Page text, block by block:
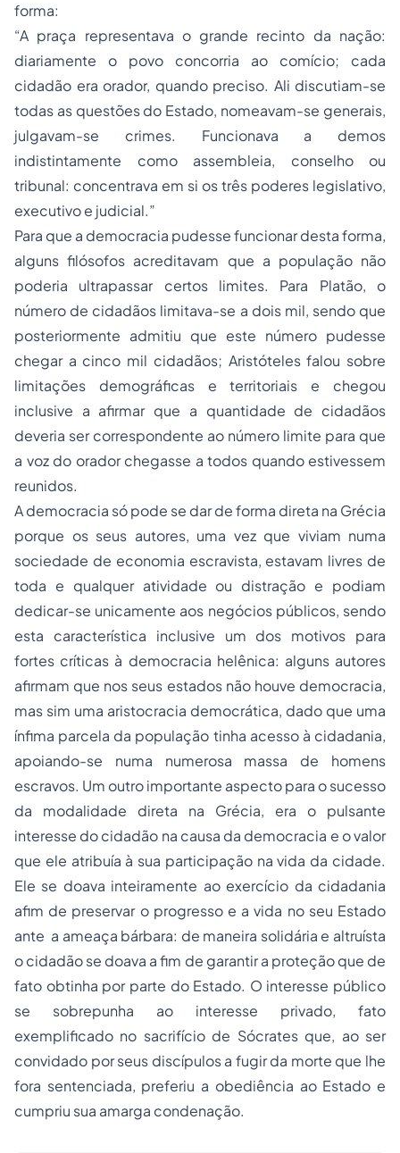
forma:
“A praça representava o grande recinto da nação:
diariamente o povo concorria ao comício; cada
cidadão era orador, quando preciso. Ali discutiam-se
todas as questões do Estado, nomeavam-se generais,
julgavam-se crimes. Funcionava a demos
indistintamente como assembleia, conselho ou
tribunal: concentrava em si os três poderes legislativo,
executivo e judicial.”
Para que a democracia pudesse funcionar desta forma,
alguns filósofos acreditavam que a população não
poderia ultrapassar certos limites. Para Platão, o
número de cidadãos limitava-se a dois mil, sendo que
posteriormente admitiu que este número pudesse
chegar a cinco mil cidadãos; Aristóteles falou sobre
limitações demográficas e territoriais e chegou
inclusive a afirmar que a quantidade de cidadãos
deveria ser correspondente ao número limite para que
a voz do orador chegasse a todos quando estivessem
reunidos.
A democracia só pode se dar de forma direta na Grécia
porque os seus autores, uma vez que viviam numa
sociedade de economia escravista, estavam livres de
toda e qualquer atividade ou distração e podiam
dedicar-se unicamente aos negócios públicos, sendo
esta característica inclusive um dos motivos para
fortes críticas à democracia helênica: alguns autores
afirmam que nos seus estados não houve democracia,
mas sim uma aristocracia democrática, dado que uma
ínfima parcela da população tinha acesso à cidadania,
apoiando-se numa numerosa massa de homens
escravos. Um outro importante aspecto para o sucesso
da modalidade direta na Grécia, era o pulsante
interesse do cidadão na causa da democracia e o valor
que ele atribuía à sua participação na vida da cidade.
Ele se doava inteiramente ao exercício da cidadania
afim de preservar o progresso e a vida no seu Estado
ante a ameaça bárbara: de maneira solidária e altruísta
o cidadão se doava a fim de garantir a proteção que de
fato obtinha por parte do Estado. O interesse público
se sobrepunha ao interesse privado, fato
exemplificado no sacrifício de Sócrates que, ao ser
convidado por seus discípulos a fugir da morte que lhe
fora sentenciada, preferiu a obediência ao Estado e
cumpriu sua amarga condenação.